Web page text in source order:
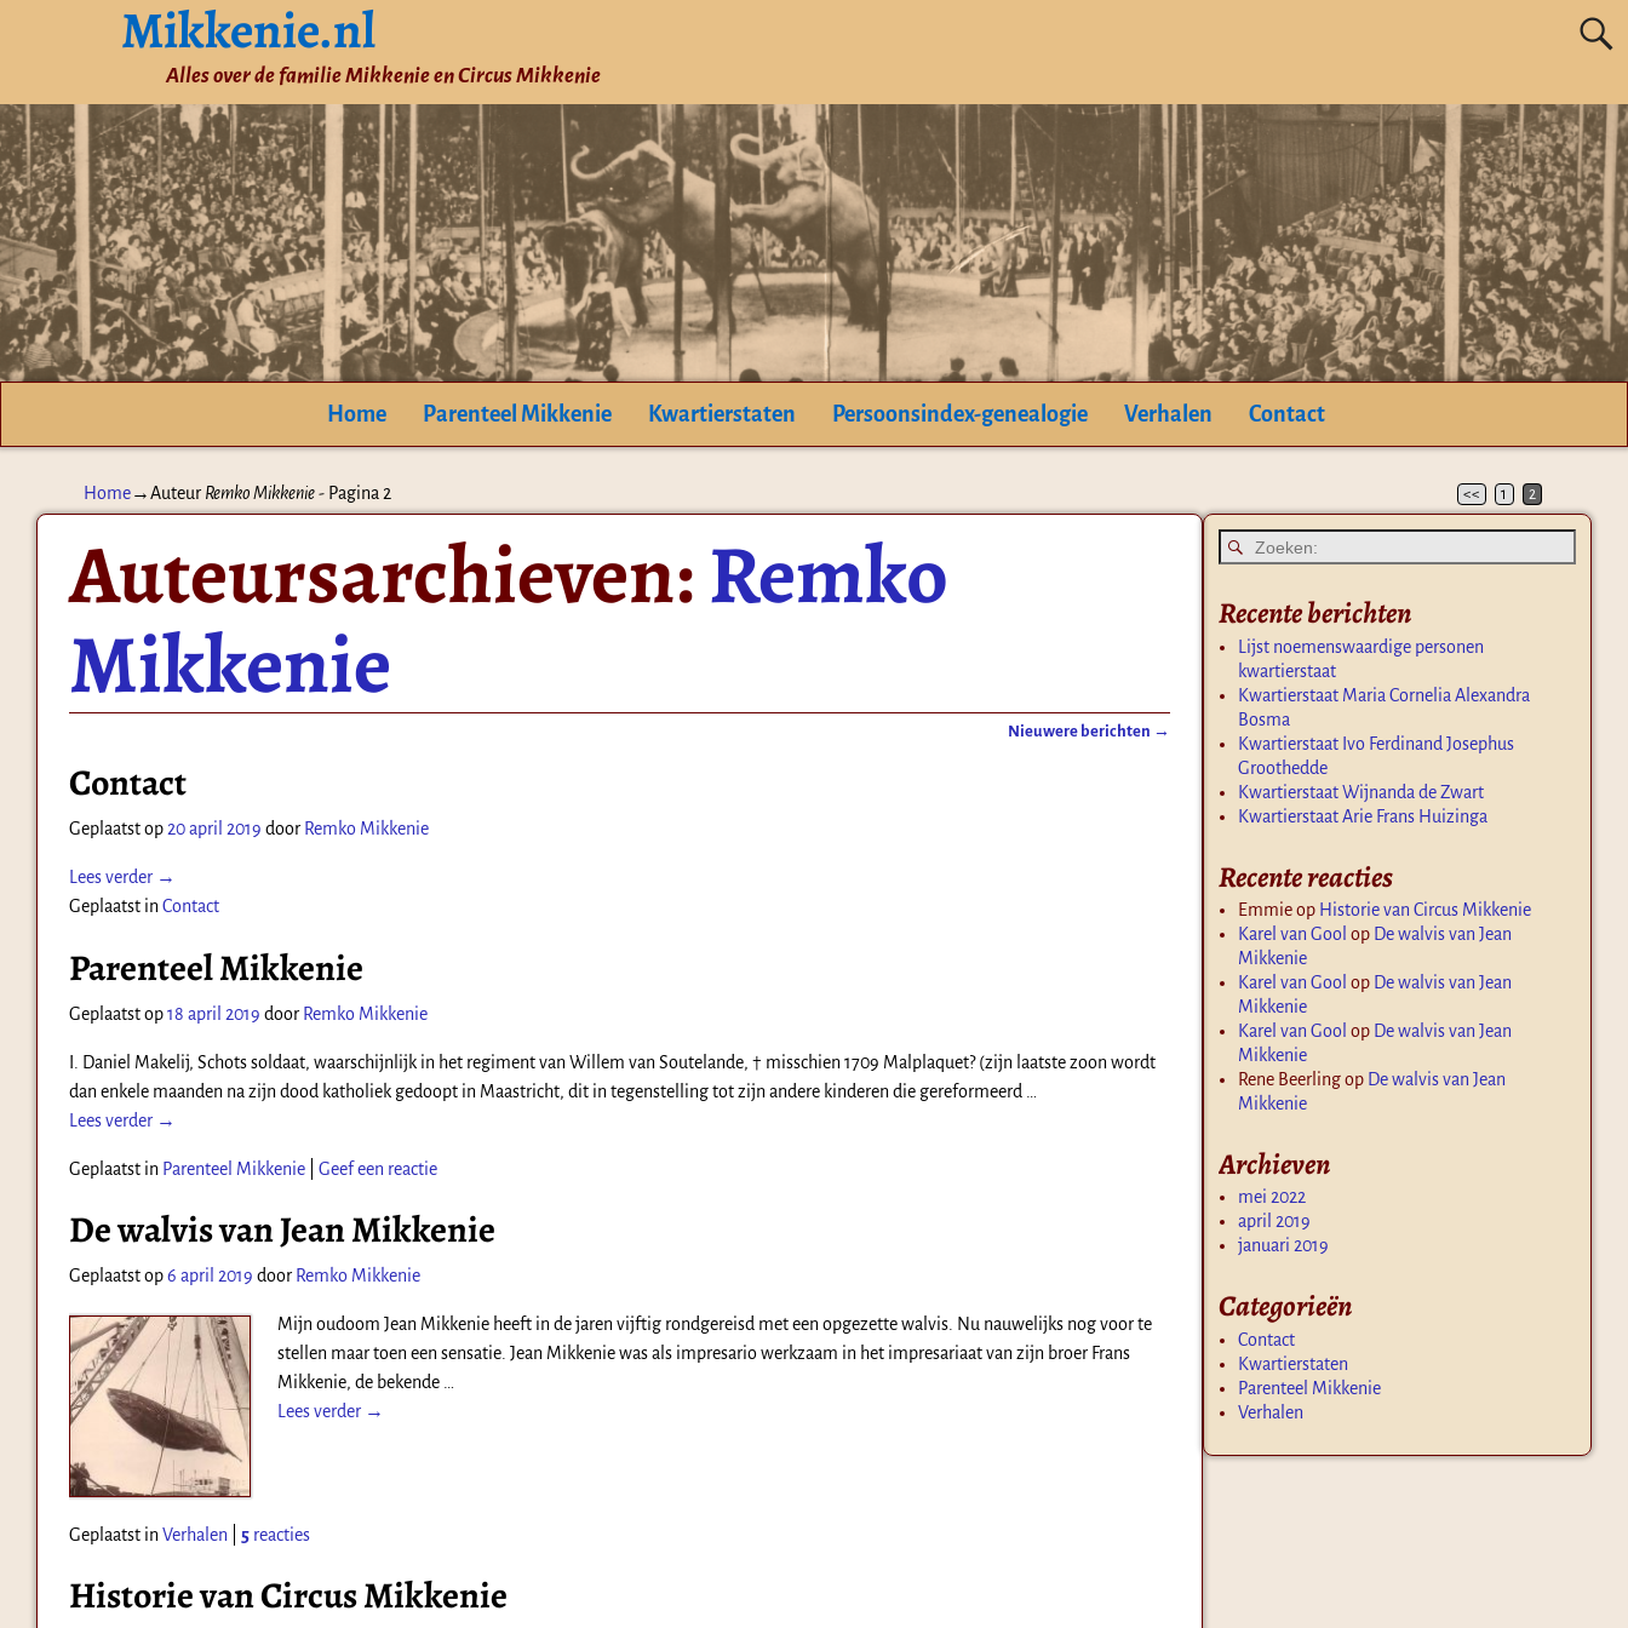
Mikkenie.nl
Alles over de familie Mikkenie en Circus Mikkenie
Home Parenteel Mikkenie Kwartierstaten Persoonsindex-genealogie Verhalen Contact
Home→Auteur Remko Mikkenie- Pagina 2 << 1 2
Auteursarchieven:Remko
Mikkenie
Nieuwere berichten →
Contact
Geplaatst op 20 april 2019 door Remko Mikkenie
Lees verder →
Geplaatst in Contact
Parenteel Mikkenie
Geplaatst op18 april 2019 door Remko Mikkenie
I. Daniel Makelij, Schots soldaat, waarschijnlijk in het regiment van Willem van Soutelande, † misschien 1709 Malplaquet? (zijn laatste zoon wordt
dan enkele maanden na zijn dood katholiek gedoopt in Maastricht, dit in tegenstelling tot zijn andere kinderen die gereformeerd
Lees verder →
Geplaatst in Parenteel Mikkenie| Geef een reactie
De walvis van Jean Mikkenie
Geplaatst op6 april 2019 door Remko Mikkenie
Mijn oudoom Jean Mikkenie heeft in de jaren vijftig rondgereisd met een opgezette walvis. Nu nauwelijks nog voor te
stellen maar toen een sensatie. Jean Mikkenie was als impresario werkzaam in het impresariaat van zijn broer Frans
Mikkenie, de bekende
Lees verder →
Geplaatst in Verhalen 5reacties
Historie van Circus Mikkenie
Recente berichten
Lijst noemenswaardige personen
kwartierstaat
Kwartierstaat Maria Cornelia Alexandra
Bosma
Kwartierstaat Ivo Ferdinand Josephus
Groothedde
Kwartierstaat Wijnanda de Zwart
Kwartierstaat Arie Frans Huizinga
Recente reacties
Emmieop Historie van Circus Mikkenie
Karel van Gool op De walvis van Jean
Mikkenie
Karel van Gool op De walvis van Jean
Mikkenie
Karel van Gool op De walvis van Jean
Mikkenie
Rene Beerlingop De walvis van Jean
Mikkenie
Archieven
mei 2022
april 2019
januari 2019
Categorieën
Contact
Kwartierstaten
Parenteel Mikkenie
Verhalen